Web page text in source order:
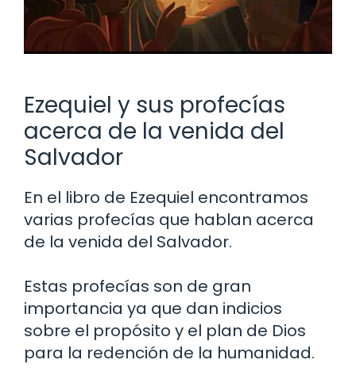
Ezequiel y sus profecías
acerca de la venida del
Salvador
En el libro de Ezequiel encontramos
varias profecías que hablan acerca
de la venida del Salvador.
Estas profecías son de gran
importancia ya que dan indicios
sobre el propósito y el plan de Dios
para la redención de la humanidad.